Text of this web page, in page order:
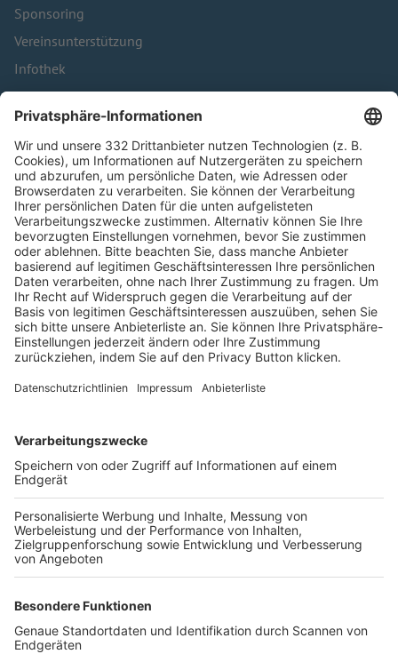
Sponsoring
Vereinsunterstützung
Infothek
Kontakt
HÄUFIG BESUCHTE SEITEN
Pässe und Vereinswechsel
Trainerausbildung
Schulungsangebot Vereinsmitarbeiter
BFV-Geschäftsstellen
Trainerbörse
Login SpielPlus
FOLGE DEM BFV
TOP-VEREINE
TOP-PARTNER